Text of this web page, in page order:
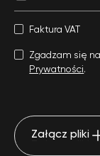
Faktura VAT
Zgadzam się
Prywatności.
Załącz pliki